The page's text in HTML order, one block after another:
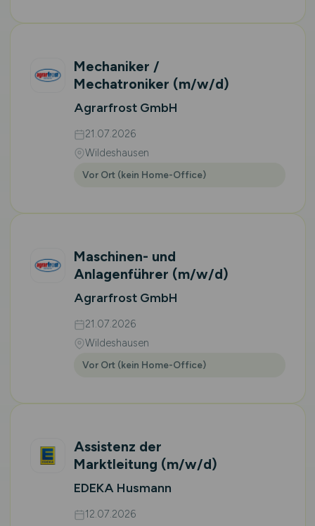
Mechaniker /
Mechatroniker (m/w/d)
Agrarfrost GmbH
21.07.2026
Wildeshausen
Vor Ort (kein Home-Office)
Maschinen- und
Anlagenführer (m/w/d)
Agrarfrost GmbH
21.07.2026
Wildeshausen
Vor Ort (kein Home-Office)
Assistenz der
Marktleitung (m/w/d)
EDEKA Husmann
12.07.2026